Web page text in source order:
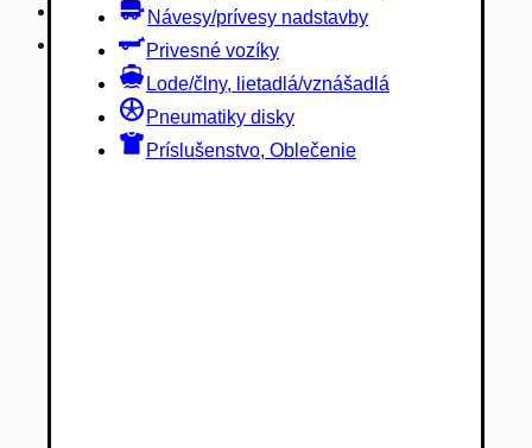
Návesy/prívesy nadstavby
Privesné vozíky
Lode/člny, lietadlá/vznášadlá
Pneumatiky disky
Príslušenstvo, Oblečenie
Pneumatiky disky
Príslušenstvo, Oblečenie